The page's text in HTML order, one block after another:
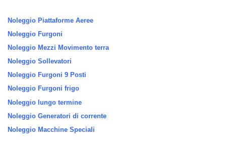
Noleggio Piattaforme Aeree
Noleggio Furgoni
Noleggio Mezzi Movimento terra
Noleggio Sollevatori
Noleggio Furgoni 9 Posti
Noleggio Furgoni frigo
Noleggio lungo termine
Noleggio Generatori di corrente
Noleggio Macchine Speciali